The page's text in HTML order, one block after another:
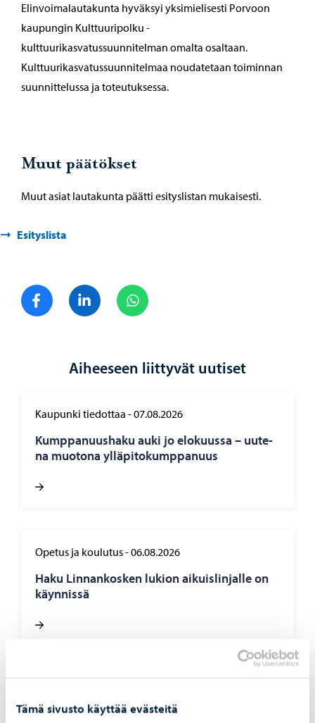
Tämä sivusto käyttää evästeitä
Elinvoimalautakunta hyväksyi yksimielisesti Porvoon
kaupungin Kulttuuripolku -
kulttuurikasvatussuunnitelman omalta osaltaan.
Kulttuurikasvatussuunnitelmaa noudatetaan toiminnan
suunnittelussa ja toteutuksessa.
Muut päätökset
Muut asiat lautakunta päätti esityslistan mukaisesti.
Esityslista
Jaa FacebookJaa LinkedIn
Aiheeseen liittyvät uutiset
Kaupunki tiedottaa -07.08.2026
Kump­pa­nuus­ha­ku auki jo elo­kuus­sa – uu­te­
na muo­to­na yl­lä­pi­to­kump­pa­nuus
Opetus ja koulutus-06.08.2026
Haku Lin­nan­kos­ken lu­kion ai­kuis­lin­jal­le on
käyn­nis­sä
Hu­le­ve­si­mak­su­jen las­ku­tus alkaa syys­kuus­sa